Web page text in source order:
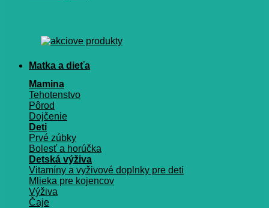
Matka a dieťa
Mamina
Tehotenstvo
Pôrod
Dojčenie
Deti
Prvé zúbky
Bolesť a horúčka
Detská výživa
Vitamíny a vyživové doplnky pre deti
Mlieka pre kojencov
Výživa
Čaje